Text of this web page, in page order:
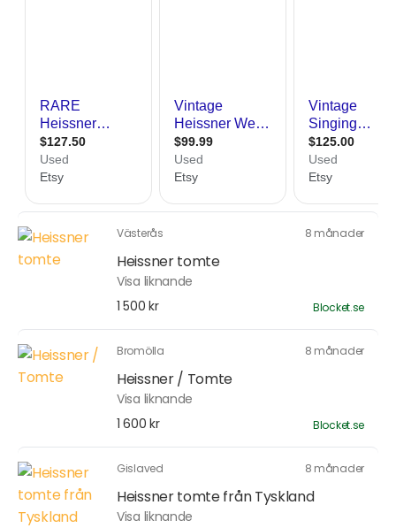
Västerås 8 månader
Heissner tomte
Visa liknande
1 500 kr
Blocket.se
Bromölla 8 månader
Heissner / Tomte
Visa liknande
1 600 kr
Blocket.se
Gislaved 8 månader
Heissner tomte från Tyskland
Visa liknande